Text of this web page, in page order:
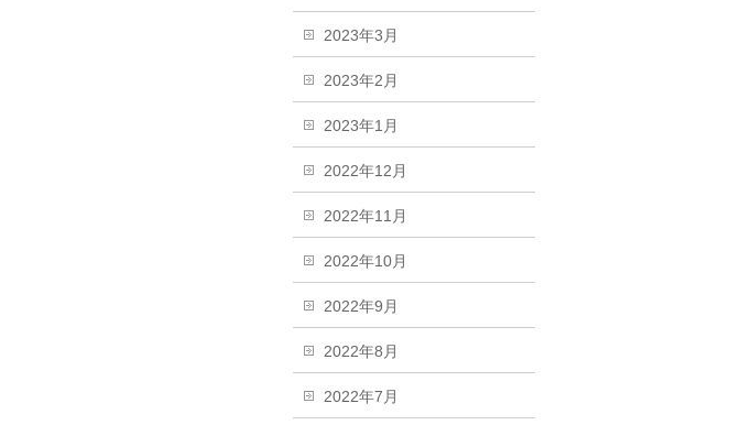
2023年3月
2023年2月
2023年1月
2022年12月
2022年11月
2022年10月
2022年9月
2022年8月
2022年7月